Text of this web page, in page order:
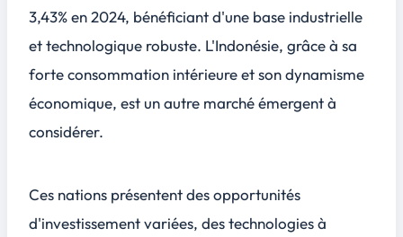
3,43% en 2024, bénéficiant d'une base industrielle
et technologique robuste. L'Indonésie, grâce à sa
forte consommation intérieure et son dynamisme
économique, est un autre marché émergent à
considérer.
Ces nations présentent des opportunités
d'investissement variées, des technologies à